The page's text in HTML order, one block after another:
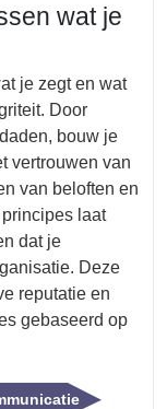
wat je
je zegt en wat
Door
bouw je
vertrouwen van
van beloften en
laat
dat je
Deze
reputatie en
gebaseerd op